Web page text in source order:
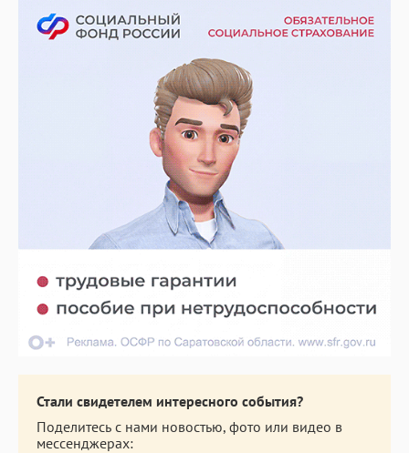
Стали свидетелем интересного события?
Поделитесь с нами новостью, фото или видео в
мессенджерах: